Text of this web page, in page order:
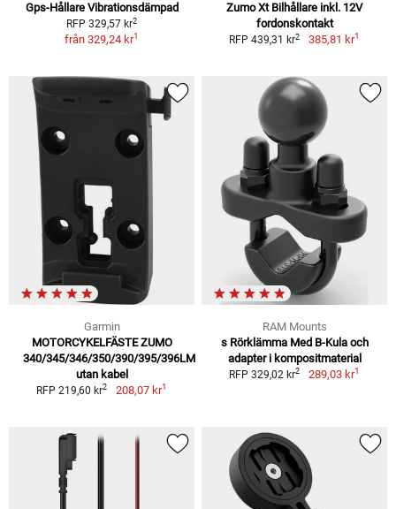
Gps-Hållare Vibrationsdämpad
RFP 329,57 kr2
från 329,24 kr1
Zumo Xt Bilhållare inkl. 12V
fordonskontakt
RFP 439,31 kr2 385,81 kr1
Garmin
MOTORCYKELFÄSTE ZUMO
340/345/346/350/390/395/396LM
utan kabel
RFP 219,60 kr2 208,07 kr1
RAM Mounts
s Rörklämma Med B-Kula och
adapter i kompositmaterial
RFP 329,02 kr2 289,03 kr1